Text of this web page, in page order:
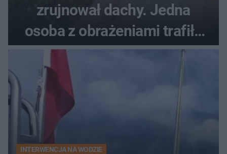
zrujnował dachy. Jedna
osoba z obrażeniami trafiła
do szpitala
INTERWENCJA NA WODZIE